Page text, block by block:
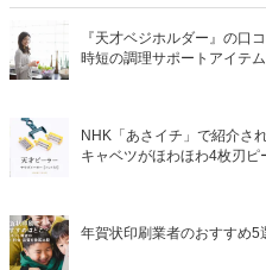
『天才ベジホルダー』の口
時短の調理サポートアイテム
NHK「あさイチ」で紹介さ
キャベツがほわほわ4枚刃ピ
年賀状印刷業者のおすすめ5